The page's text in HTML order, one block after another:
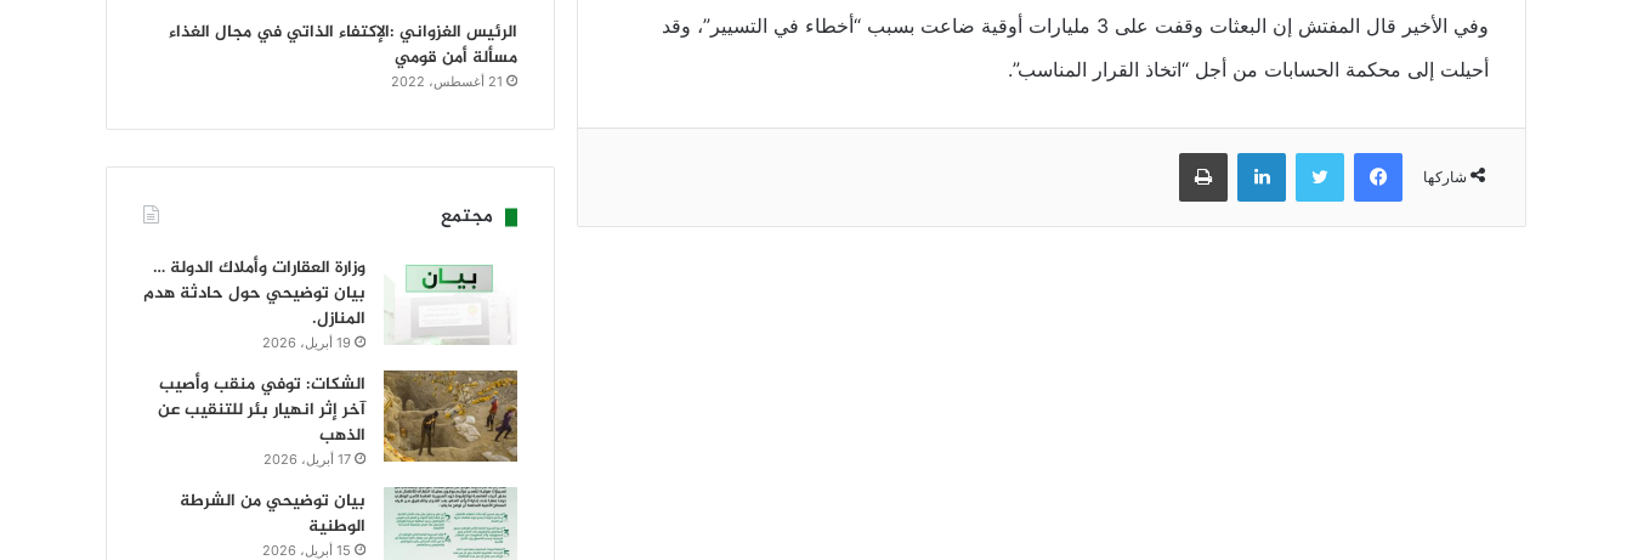
وفي الأخير قال المفتش إن البعثات وقفت على 3 مليارات أوقية ضاعت بسبب “أخطاء في التسيير”، وقد
أحيلت إلى محكمة الحسابات من أجل “اتخاذ القرار المناسب”.
شاركها
فيسبوك تويتر لينكدإن طباعة
الرئيس الغزواني :الإكتفاء الذاتي في مجال الغذاء
مسألة أمن قومي
21 أغسطس، 2022
مجتمع
وزارة العقارات وأملاك الدولة …
بيان توضيحي حول حادثة هدم
المنازل.
19 أبريل، 2026
الشكات: توفي منقب وأصيب
آخر إثر انهيار بئر للتنقيب عن
الذهب
17 أبريل، 2026
بيان توضيحي من الشرطة
الوطنية
15 أبريل، 2026